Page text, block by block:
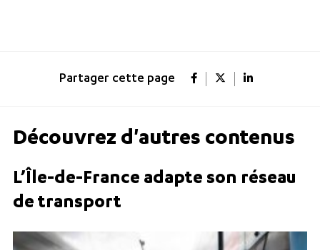
Partager cette page
Découvrez d'autres contenus
L’Île-de-France adapte son réseau
de transport